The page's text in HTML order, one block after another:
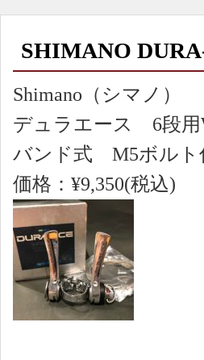
SHIMANO
Shimano（シマノ）
デュラエース 6段用
バンド式 M5ボルト
価格：¥9,350(税込)